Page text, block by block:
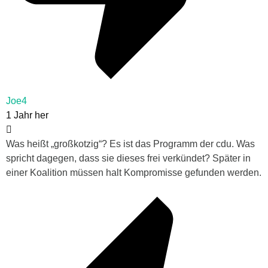
Joe4
1 Jahr her
Was heißt „großkotzig“? Es ist das Programm der cdu. Was
spricht dagegen, dass sie dieses frei verkündet? Später in
einer Koalition müssen halt Kompromisse gefunden werden.